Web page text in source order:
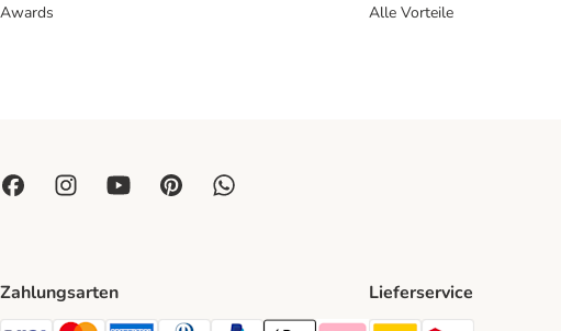
Awards
Alle Vorteile
Zahlungsarten Lieferservice